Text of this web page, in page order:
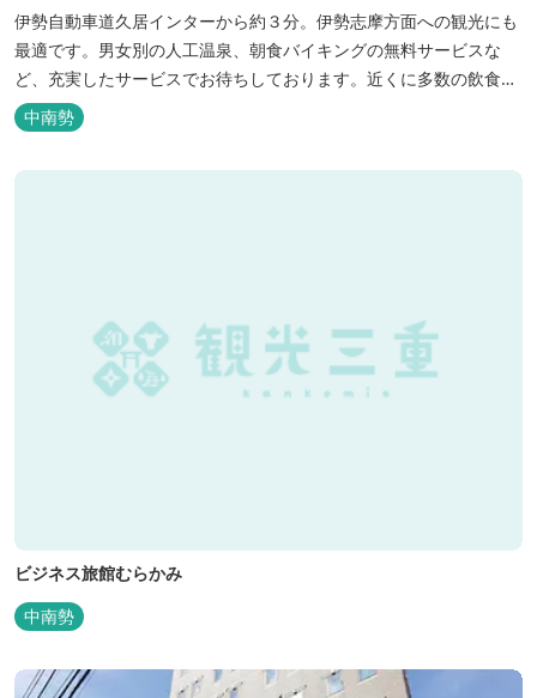
伊勢自動車道久居インターから約３分。伊勢志摩方面への観光にも
最適です。男女別の人工温泉、朝食バイキングの無料サービスな
ど、充実したサービスでお待ちしております。近くに多数の飲食店
や物販店もあります。
中南勢
ビジネス旅館むらかみ
中南勢